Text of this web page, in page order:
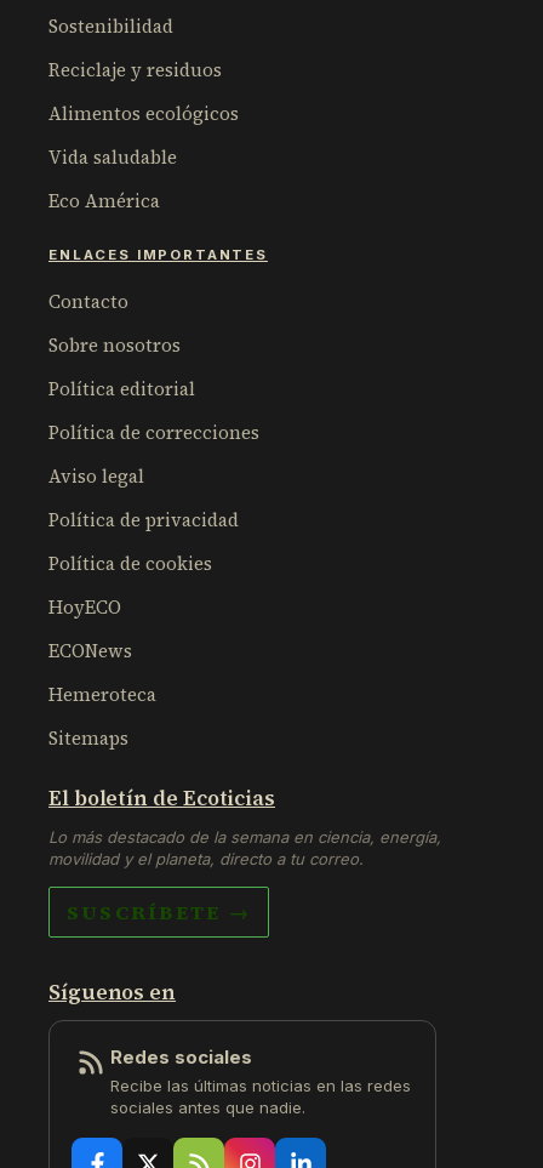
Sostenibilidad
Reciclaje y residuos
Alimentos ecológicos
Vida saludable
Eco América
ENLACES IMPORTANTES
Contacto
Sobre nosotros
Política editorial
Política de correcciones
Aviso legal
Política de privacidad
Política de cookies
HoyECO
ECONews
Hemeroteca
Sitemaps
El boletín de Ecoticias
Lo más destacado de la semana en ciencia, energía,
movilidad y el planeta, directo a tu correo.
SUSCRÍBETE →
Síguenos en
Redes sociales
Recibe las últimas noticias en las redes
sociales antes que nadie.